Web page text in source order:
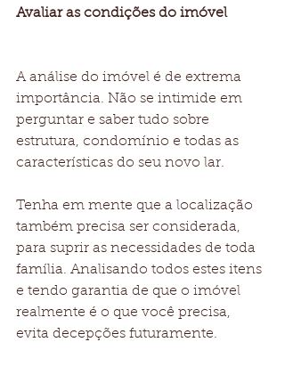
Avaliar as condições do imóvel
A análise do imóvel é de extrema
importância. Não se intimide em
perguntar e saber tudo sobre
estrutura, condomínio e todas as
características do seu novo lar.
Tenha em mente que a localização
também precisa ser considerada,
para suprir as necessidades de toda
família. Analisando todos estes itens
e tendo garantia de que o imóvel
realmente é o que você precisa,
evita decepções futuramente.